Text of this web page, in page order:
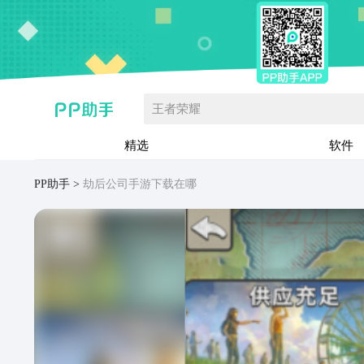
王者荣耀
精选 软件
PP助手 劫后公司手游下载在哪